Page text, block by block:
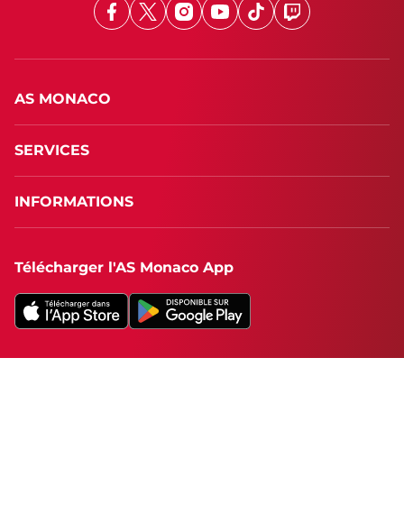
Facebook
X Instagram
Youtube
TikTokTwitch
AS MONACO
SERVICES
INFORMATIONS
Télécharger l'AS Monaco App